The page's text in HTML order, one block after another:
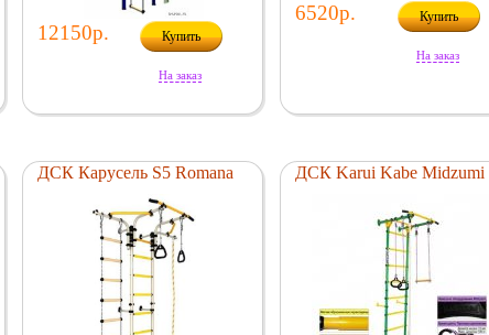
12150р. Купить
На заказ
6520р. Купить
На заказ
ДСК Карусель S5 Romana ДСК Karui Kabe Midzumi